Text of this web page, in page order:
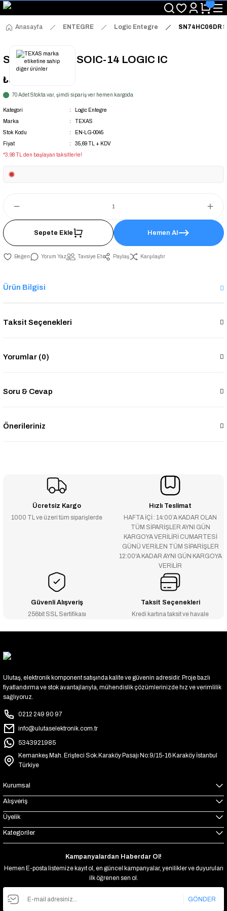
"Saat 14:00'a Kadar Verilen Siparişlerde Aynı Gün Kargo Avantajı!
"Binlerce Ürün Çeşitliliği ile Stoktan Hemen Teslim."
"Toptan Fiyatına Perakende Satış Avantajını Kaçırmayın!"
Anasayfa ENTEGRE Logic Entegre SN74HC06DR
SN74HC06DR SOIC-14 LOGIC IC
₺35,69
70 Adet Stokta var, şimdi sipariş ver hemen kargoda
Kategori
Logic Entegre
Marka
TEXAS
Stok Kodu
EN-LG-0045
Fiyat
35,69 TL + KDV
*3,98 TL den başlayan taksitlerle!
Sepete Ekle Hemen Al
Yorum Yaz Tavsiye Et Paylaş Karşılaştır
Ürün Bilgisi
Taksit Seçenekleri
Yorumlar (0)
Soru & Cevap
Önerileriniz
Ücretsiz Kargo
1000 TL ve üzeri tüm siparişlerde
Hızlı Teslimat
HAFTA İÇİ : 14:00’A KADAR OLAN
TÜM SİPARİŞLER AYNI GÜN
KARGOYA VERİLİRİ CUMARTESİ
GÜNÜ VERİLEN TÜM SİPARİŞLER
12:00'A KADAR AYNI GÜN KARGOYA
VERİLİR
Güvenli Alışveriş
256bit SSL Sertifikası
Taksit Seçenekleri
Kredi kartına taksit ve havale
Ulutaş, elektronik komponent satışında kalite ve güvenin adresidir. Proje bazlı
fiyatlandırma ve stok avantajlarıyla, mühendislik çözümlerinizde hız ve verimlilik
sağlıyoruz.
0212 249 90 97
info@ulutaselektronik.com.tr
5343921985
Kemankeş Mah. Erişteci Sok.Karaköy Pasajı No:9/15-16 Karaköy İstanbul
Türkiye
Kurumsal
Alışveriş
Üyelik
Kategoriler
Kampanyalardan Haberdar Ol!
Hemen E-posta listemize kayıt ol, en güncel kampanyalar, yenilikler ve duyuruları
ilk öğrenen sen ol.
GÖNDER